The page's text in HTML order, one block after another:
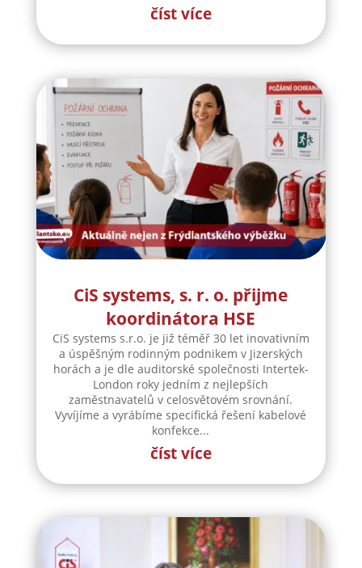
číst více
CiS systems, s. r. o. přijme
koordinátora HSE
CiS systems s.r.o. je již téměř 30 let inovativním
a úspěšným rodinným podnikem v Jizerských
horách a je dle auditorské společnosti Intertek-
London roky jedním z nejlepších
zaměstnavatelů v celosvětovém srovnání.
Vyvíjíme a vyrábíme specifická řešení kabelové
konfekce...
číst více